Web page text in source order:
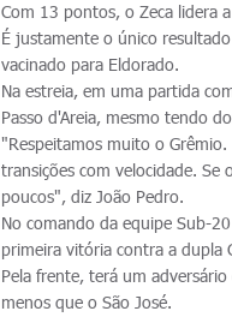
Com 13 pontos, o Zeca lidera
É justamente o único
vacinado para Eldorado.
Na estreia, em uma partida
Passo d'Areia, mesmo tendo
"Respeitamos muito o
transições com velocidade.
poucos", diz João Pedro.
No comando da equipe Sub-
primeira vitória contra a dupla
Pela frente, terá um
menos que o São José.